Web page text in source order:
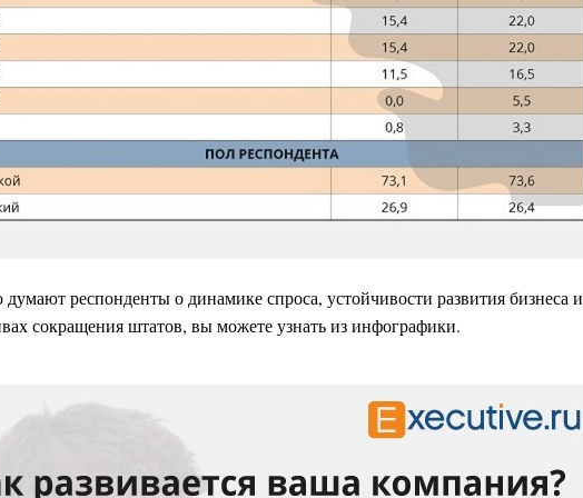
респонденты о динамике спроса, устойчивости развития бизнеса и
сокращения штатов, вы можете узнать из инфографики.